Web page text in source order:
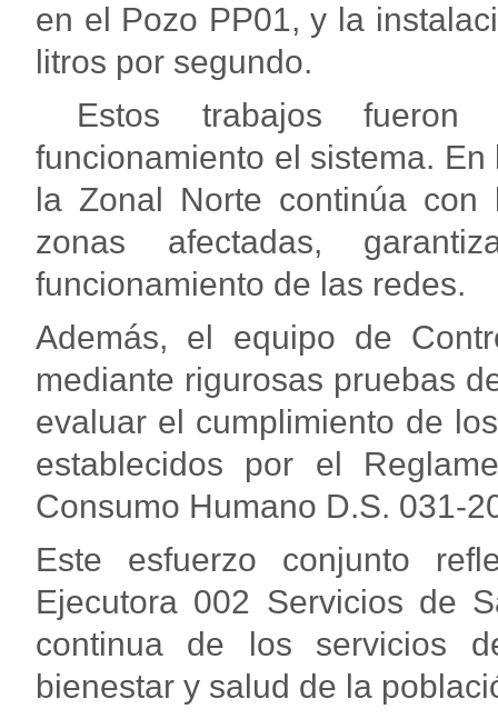
en el Pozo PP01, y la
litros por segundo.
Estos trabajos fueron
funcionamiento el sistema.
la Zonal Norte continúa
zonas afectadas,
funcionamiento de las redes.
Además, el equipo de
mediante rigurosas pruebas
evaluar el cumplimiento de
establecidos por el
Consumo Humano D.S. 031-
Este esfuerzo conjunto
Ejecutora 002 Servicios de
continua de los servicios
bienestar y salud de la